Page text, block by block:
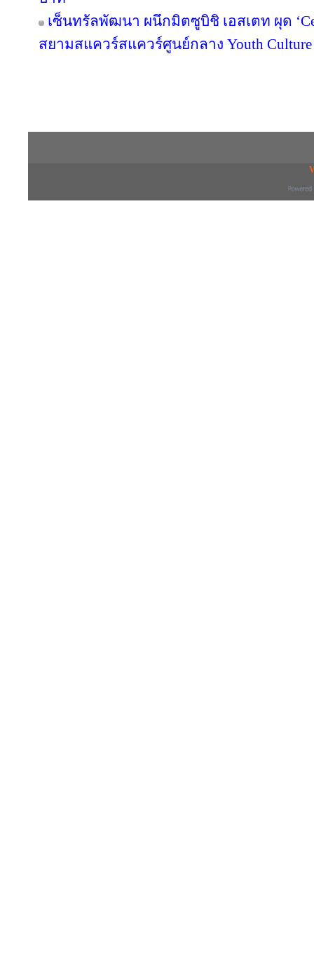
เซ็นทรัลพัฒนา ผนึกมิตซูบิชิ เอสเตท ผุด
สยามสแควร์สแควร์ศูนย์กลาง Youth